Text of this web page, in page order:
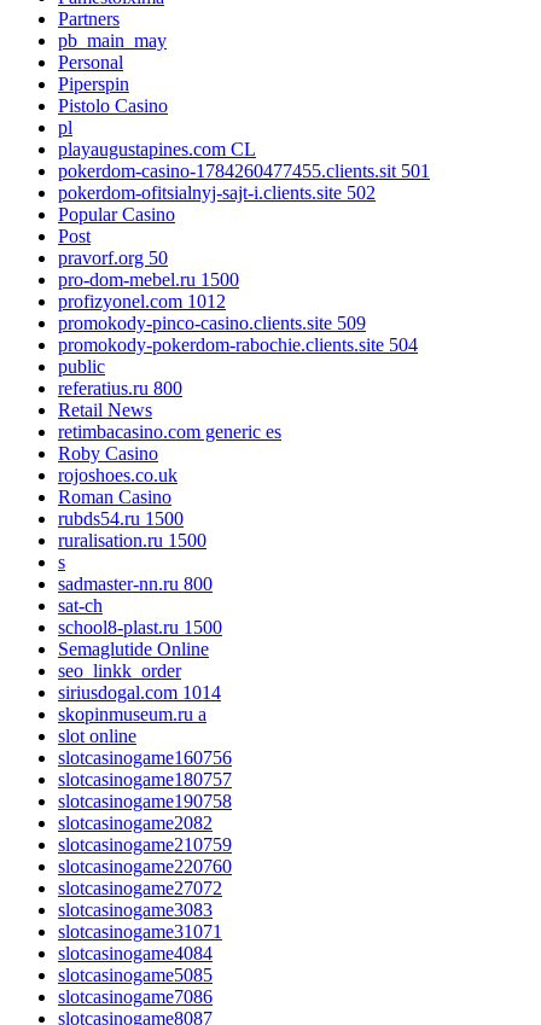
Partners
pb_main_may
Personal
Piperspin
Pistolo Casino
pl
playaugustapines.com CL
pokerdom-casino-1784260477455.clients.sit 501
pokerdom-ofitsialnyj-sajt-i.clients.site 502
Popular Casino
Post
pravorf.org 50
pro-dom-mebel.ru 1500
profizyonel.com 1012
promokody-pinco-casino.clients.site 509
promokody-pokerdom-rabochie.clients.site 504
public
referatius.ru 800
Retail News
retimbacasino.com generic es
Roby Casino
rojoshoes.co.uk
Roman Casino
rubds54.ru 1500
ruralisation.ru 1500
s
sadmaster-nn.ru 800
sat-ch
school8-plast.ru 1500
Semaglutide Online
seo_linkk_order
siriusdogal.com 1014
skopinmuseum.ru a
slot online
slotcasinogame160756
slotcasinogame180757
slotcasinogame190758
slotcasinogame2082
slotcasinogame210759
slotcasinogame220760
slotcasinogame27072
slotcasinogame3083
slotcasinogame31071
slotcasinogame4084
slotcasinogame5085
slotcasinogame7086
slotcasinogame8087